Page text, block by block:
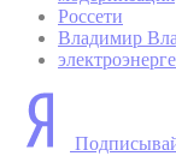
Россети
Владимир